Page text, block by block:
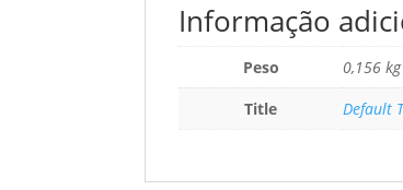
Informação
Peso
0,156 kg
Title
Default